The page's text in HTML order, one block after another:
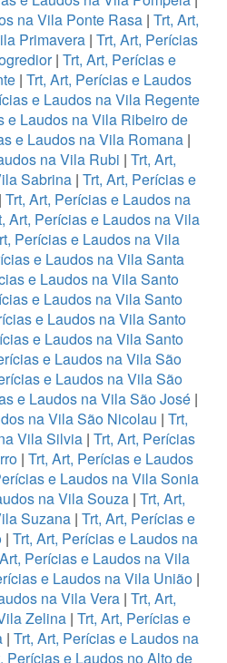
na Vila Ponte Rasa | Trt, Art,
Primavera| Trt, Art, Perícias
| Trt, Art, Perícias e
| Trt, Art, Perícias e Laudos
e Laudos na Vila Regente
e Laudos na Vila Ribeiro de
e Laudos na Vila Romana |
na Vila Rubi | Trt, Art,
Sabrina| Trt, Art, Perícias e
| Trt, Art, Perícias e Laudos na
Art, Perícias e Laudos na Vila
Perícias e Laudos na Vila
e Laudos na Vila Santa
e Laudos na Vila Santo
e Laudos na Vila Santo
e Laudos na Vila Santo
e Laudos na Vila Santo
e Laudos na Vila São
e Laudos na Vila São
e Laudos na Vila São José |
na Vila São Nicolau | Trt,
Vila Silvia | Trt, Art, Perícias
| Trt, Art, Perícias e Laudos
e Laudos na Vila Sonia
na Vila Souza | Trt, Art,
Suzana | Trt, Art, Perícias e
| Trt, Art, Perícias e Laudos na
Perícias e Laudos na Vila
e Laudos na Vila União|
na Vila Vera| Trt, Art,
Zelina | Trt, Art, Perícias e
| Trt, Art, Perícias e Laudos na
Perícias e Laudos no Alto de